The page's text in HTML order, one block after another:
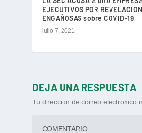
EJECUTIVOS POR
ENGAÑOSAS sobre COVID-19
julio 7, 2021
DEJA UNA RESPUESTA
Tu dirección de correo electrónico